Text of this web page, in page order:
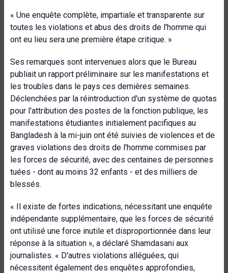
« Une enquête complète, impartiale et transparente sur
toutes les violations et abus des droits de l'homme qui
ont eu lieu sera une première étape critique. »
Ses remarques sont intervenues alors que le Bureau
publiait un rapport préliminaire sur les manifestations et
les troubles dans le pays ces dernières semaines.
Déclenchées par la réintroduction d'un système de quotas
pour l'attribution des postes de la fonction publique, les
manifestations étudiantes initialement pacifiques au
Bangladesh à la mi-juin ont été suivies de violences et de
graves violations des droits de l'homme commises par
les forces de sécurité, avec des centaines de personnes
tuées - dont au moins 32 enfants - et des milliers de
blessés.
« Il existe de fortes indications, nécessitant une enquête
indépendante supplémentaire, que les forces de sécurité
ont utilisé une force inutile et disproportionnée dans leur
réponse à la situation », a déclaré Shamdasani aux
journalistes. « D'autres violations alléguées, qui
nécessitent également des enquêtes approfondies,